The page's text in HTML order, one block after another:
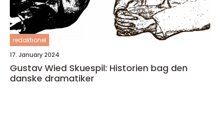
redaktionel
17. January 2024
Gustav Wied Skuespil: Historien bag den
danske dramatiker